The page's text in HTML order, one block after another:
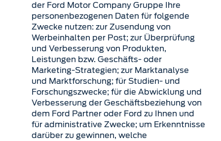
der Ford Motor Company Gruppe Ihre
personenbezogenen Daten für folgende
Zwecke nutzen: zur Zusendung von
Werbeinhalten per Post; zur Überprüfung
und Verbesserung von Produkten,
Leistungen bzw. Geschäfts- oder
Marketing-Strategien; zur Marktanalyse
und Marktforschung; für Studien- und
Forschungszwecke; für die Abwicklung und
Verbesserung der Geschäftsbeziehung von
dem Ford Partner oder Ford zu Ihnen und
für administrative Zwecke; um Erkenntnisse
darüber zu gewinnen, welche